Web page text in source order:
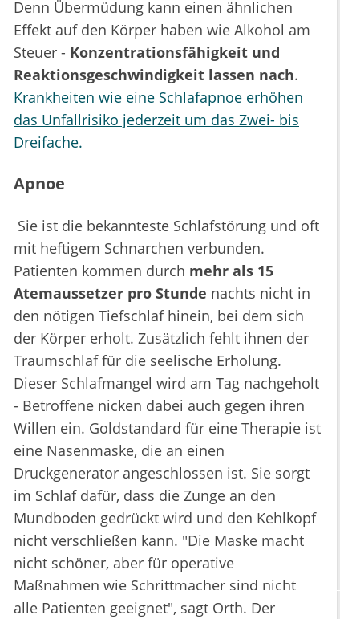
Denn Übermüdung kann einen ähnlichen
Effekt auf den Körper haben wie Alkohol am
Steuer - Konzentrationsfähigkeit und
Reaktionsgeschwindigkeit lassen nach.
Krankheiten wie eine Schlafapnoe erhöhen
das Unfallrisiko jederzeit um das Zwei- bis
Dreifache.
Apnoe
Sie ist die bekannteste Schlafstörung und oft
mit heftigem Schnarchen verbunden.
Patienten kommen durch mehr als 15
Atemaussetzer pro Stunde nachts nicht in
den nötigen Tiefschlaf hinein, bei dem sich
der Körper erholt. Zusätzlich fehlt ihnen der
Traumschlaf für die seelische Erholung.
Dieser Schlafmangel wird am Tag nachgeholt
- Betroffene nicken dabei auch gegen ihren
Willen ein. Goldstandard für eine Therapie ist
eine Nasenmaske, die an einen
Druckgenerator angeschlossen ist. Sie sorgt
im Schlaf dafür, dass die Zunge an den
Mundboden gedrückt wird und den Kehlkopf
nicht verschließen kann. "Die Maske macht
nicht schöner, aber für operative
Maßnahmen wie Schrittmacher sind nicht
alle Patienten geeignet", sagt Orth. Der